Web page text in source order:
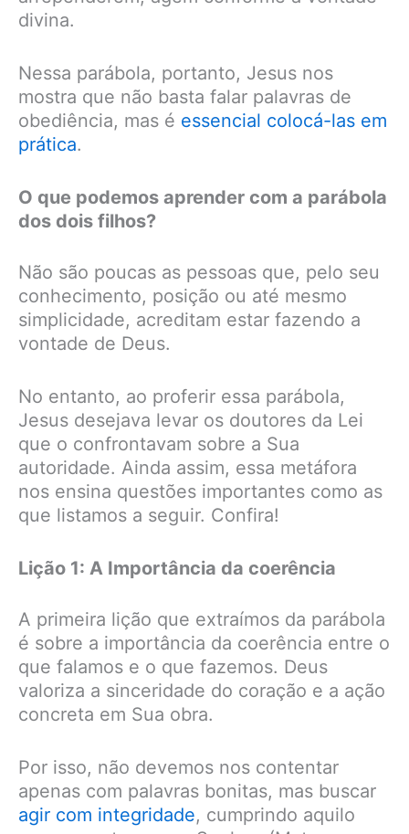
divina.
Nessa parábola, portanto, Jesus nos
mostra que não basta falar palavras de
obediência, mas é essencial colocá-las em
prática.
O que podemos aprender com a parábola
dos dois filhos?
Não são poucas as pessoas que, pelo seu
conhecimento, posição ou até mesmo
simplicidade, acreditam estar fazendo a
vontade de Deus.
No entanto, ao proferir essa parábola,
Jesus desejava levar os doutores da Lei
que o confrontavam sobre a Sua
autoridade. Ainda assim, essa metáfora
nos ensina questões importantes como as
que listamos a seguir. Confira!
Lição 1: A Importância da coerência
A primeira lição que extraímos da parábola
é sobre a importância da coerência entre o
que falamos e o que fazemos. Deus
valoriza a sinceridade do coração e a ação
concreta em Sua obra.
Por isso, não devemos nos contentar
apenas com palavras bonitas, mas buscar
agir com integridade, cumprindo aquilo